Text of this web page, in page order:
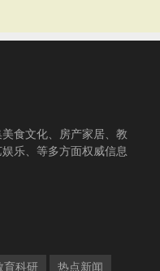
食文化、房产家居、教
乐、等多方面权威信息
育科研 热点新闻